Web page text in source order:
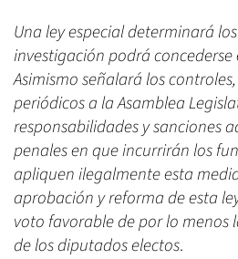
Una ley especial determinará
investigación podrá
Asimismo señalará los
periódicos a la Asamblea
responsabilidades y sanciones
penales en que incurrirán los
apliquen ilegalmente esta
aprobación y reforma de esta
voto favorable de por lo menos
de los diputados electos.